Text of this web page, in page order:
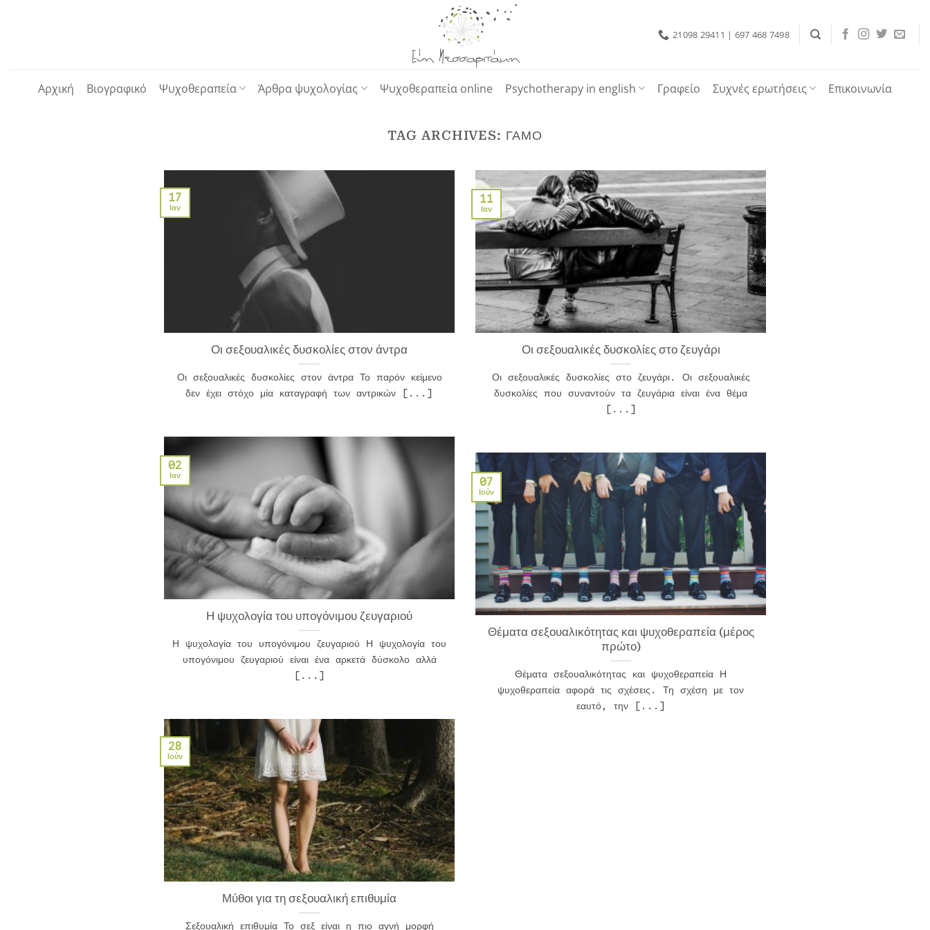
21098 29411 | 697 468 7498
Αρχική Βιογραφικό Ψυχοθεραπεία Άρθρα ψυχολογίας Ψυχοθεραπεία online Psychotherapy in english Γραφείο Συχνές ερωτήσεις Επικοινωνία
TAG ARCHIVES: ΓΆΜΟ
Οι σεξουαλικές δυσκολίες στον άντρα
Οι σεξουαλικές δυσκολίες στον άντρα Το παρόν κείμενο
δεν έχει στόχο μία καταγραφή των αντρικών [...]
17
Ιαν
Οι σεξουαλικές δυσκολίες στο ζευγάρι
Οι σεξουαλικές δυσκολίες στο ζευγάρι. Οι σεξουαλικές
δυσκολίες που συναντούν τα ζευγάρια είναι ένα θέμα
[...]
11
Ιαν
Η ψυχολογία του υπογόνιμου ζευγαριού
Η ψυχολογία του υπογόνιμου ζευγαριού Η ψυχολογία του
υπογόνιμου ζευγαριού είναι ένα αρκετά δύσκολο αλλά
[...]
02
Ιαν
Θέματα σεξουαλικότητας και ψυχοθεραπεία (μέρος
πρώτο)
Θέματα σεξουαλικότητας και ψυχοθεραπεία Η
ψυχοθεραπεία αφορά τις σχέσεις. Τη σχέση με τον
εαυτό, την [...]
07
Ιούν
Μύθοι για τη σεξουαλική επιθυμία
Σεξουαλική επιθυμία Το σεξ είναι η πιο αγνή μορφή
28
Ιούν